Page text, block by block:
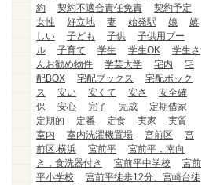
約
契約不適合責任免責
契約予定
女性
好立地 妻 始発駅 娘
嬉
しい
子ども 子供
子供用プー
ル
子育て 学生 学生OK
学生さ
んお勧め物件
学芸大学 宅内
宅
配BOX
宅配ブックス
宅配ボック
ス
安い 安くて 安さ
安全確
保
安心 完了 完成
定期借家
定期的
定番 定食 実家
実質
室内
室内洗濯機置場 宮前区
宮
前区.横浜
宮前平
宮前平，南向
き，食洗器付き
宮前平中学校
宮前
平小学校
宮前平徒歩12分、宮崎台徒